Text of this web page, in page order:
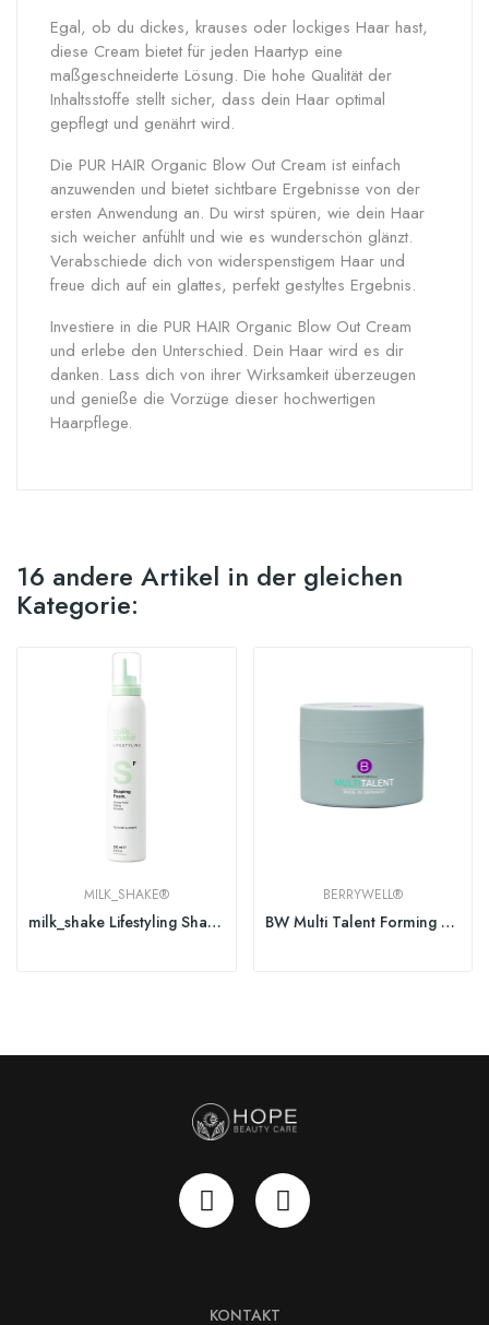
Egal, ob du dickes, krauses oder lockiges Haar hast,
diese Cream bietet für jeden Haartyp eine
maßgeschneiderte Lösung. Die hohe Qualität der
Inhaltsstoffe stellt sicher, dass dein Haar optimal
gepflegt und genährt wird.
Die PUR HAIR Organic Blow Out Cream ist einfach
anzuwenden und bietet sichtbare Ergebnisse von der
ersten Anwendung an. Du wirst spüren, wie dein Haar
sich weicher anfühlt und wie es wunderschön glänzt.
Verabschiede dich von widerspenstigem Haar und
freue dich auf ein glattes, perfekt gestyltes Ergebnis.
Investiere in die PUR HAIR Organic Blow Out Cream
und erlebe den Unterschied. Dein Haar wird es dir
danken. Lass dich von ihrer Wirksamkeit überzeugen
und genieße die Vorzüge dieser hochwertigen
Haarpflege.
16 andere Artikel in der gleichen
Kategorie:
MILK_SHAKE®
milk_shake Lifestyling Shaping Foam 200ml (NEU)
BERRYWELL®
BW Multi Talent Forming Gel
KONTAKT